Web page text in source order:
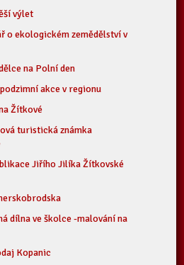
výlet
o ekologickém zemědělství v
na Polní den
akce v regionu
Žítkové
turistická známka
Jiřího Jilíka Žítkovské
dílna ve školce -malování na
Kopanic